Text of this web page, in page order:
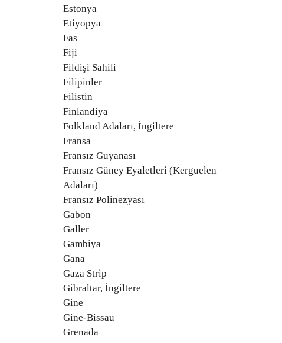
Estonya
Etiyopya
Fas
Fiji
Fildişi Sahili
Filipinler
Filistin
Finlandiya
Folkland Adaları, İngiltere
Fransa
Fransız Guyanası
Fransız Güney Eyaletleri (Kerguelen
Adaları)
Fransız Polinezyası
Gabon
Galler
Gambiya
Gana
Gaza Strip
Gibraltar, İngiltere
Gine
Gine-Bissau
Grenada